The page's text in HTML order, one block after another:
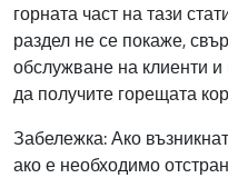
горната част на тази
раздел не се покаже,
обслужване на клиенти
да получите горещата
Забележка: Ако
ако е необходимо